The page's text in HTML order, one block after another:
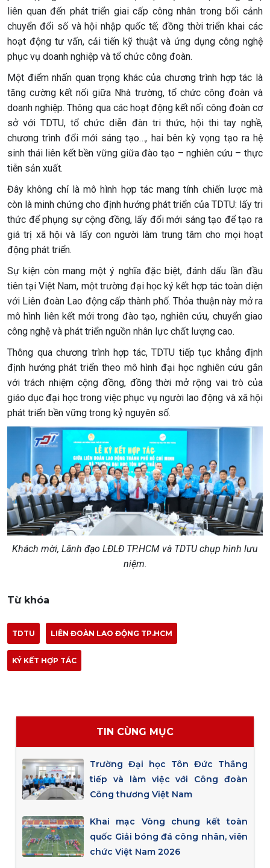
liên quan đến phát triển giai cấp công nhân trong bối cảnh
chuyển đổi số và hội nhập quốc tế; đồng thời triển khai các
hoạt động tư vấn, cải tiến kỹ thuật và ứng dụng công nghệ
phục vụ doanh nghiệp và tổ chức công đoàn.
Một điểm nhấn quan trọng khác của chương trình hợp tác là
tăng cường kết nối giữa Nhà trường, tổ chức công đoàn và
doanh nghiệp. Thông qua các hoạt động kết nối công đoàn cơ
sở với TDTU, tổ chức diễn đàn tri thức, hội thi tay nghề,
chương trình đổi mới sáng tạo…, hai bên kỳ vọng tạo ra hệ
sinh thái liên kết bền vững giữa đào tạo – nghiên cứu – thực
tiễn sản xuất.
Đây không chỉ là mô hình hợp tác mang tính chiến lược mà
còn là minh chứng cho định hướng phát triển của TDTU: lấy tri
thức để phụng sự cộng đồng, lấy đổi mới sáng tạo để tạo ra
giá trị xã hội và lấy con người làm trung tâm cho mọi hoạt
động phát triển.
Sự kiện còn mang một ý nghĩa đặc biệt, đánh dấu lần đầu
tiên tại Việt Nam, một trường đại học ký kết hợp tác toàn diện
với Liên đoàn Lao động cấp thành phố. Thỏa thuận này mở ra
mô hình liên kết mới trong đào tạo, nghiên cứu, chuyển giao
công nghệ và phát triển nguồn nhân lực chất lượng cao.
Thông qua chương trình hợp tác, TDTU tiếp tục khẳng định
định hướng phát triển theo mô hình đại học nghiên cứu gắn
với trách nhiệm cộng đồng, đồng thời mở rộng vai trò của
giáo dục đại học trong việc phục vụ người lao động và xã hội
phát triển bền vững trong kỷ nguyên số.
Khách mời, Lãnh đạo LĐLĐ TP.HCM và TDTU chụp hình lưu
niệm.
Từ khóa
TDTU LIÊN ĐOÀN LAO ĐỘNG TP.HCM
KÝ KẾT HỢP TÁC
TIN CÙNG MỤC
Trường Đại học Tôn Đức Thắng
tiếp và làm việc với Công đoàn
Công thương Việt Nam
Khai mạc Vòng chung kết toàn
quốc Giải bóng đá công nhân, viên
chức Việt Nam 2026